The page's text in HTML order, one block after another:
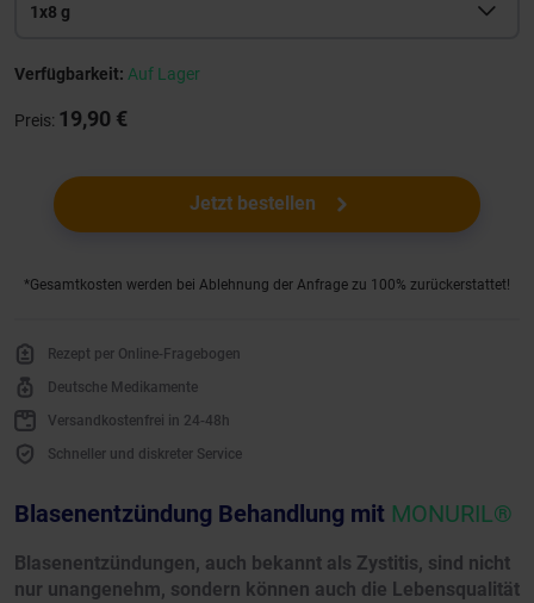
1x8 g
Verfügbarkeit: Auf Lager
Preis: 19,90 €
Jetzt bestellen
*Gesamtkosten werden bei Ablehnung der Anfrage zu 100% zurückerstattet!
Rezept per Online-Fragebogen
Deutsche Medikamente
Versandkostenfrei in 24-48h
Schneller und diskreter Service
Blasenentzündung Behandlung mit MONURIL®
Blasenentzündungen, auch bekannt als Zystitis, sind nicht
nur unangenehm, sondern können auch die Lebensqualität